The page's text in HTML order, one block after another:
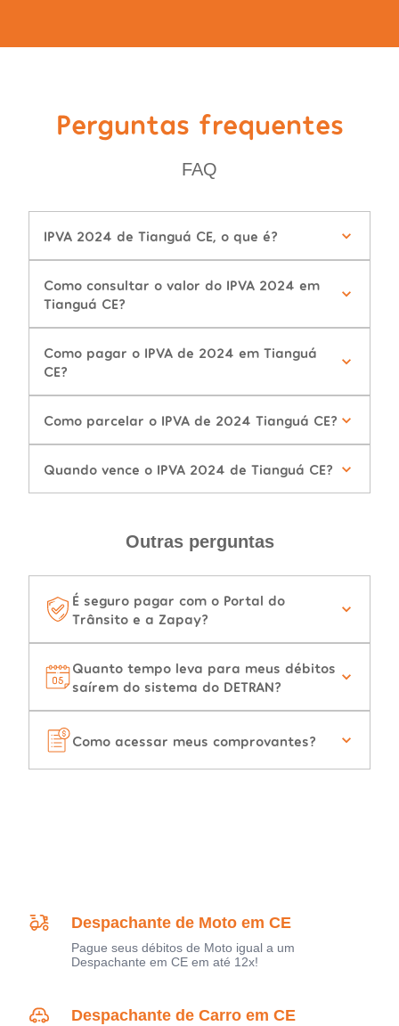
Perguntas frequentes
FAQ
IPVA 2024 de Tianguá CE, o que é?
Como consultar o valor do IPVA 2024 em
Tianguá CE?
Como pagar o IPVA de 2024 em Tianguá
CE?
Como parcelar o IPVA de 2024 Tianguá CE?
Quando vence o IPVA 2024 de Tianguá CE?
Outras perguntas
É seguro pagar com o Portal do
Trânsito e a Zapay?
Quanto tempo leva para meus débitos
saírem do sistema do DETRAN?
Como acessar meus comprovantes?
Despachante de Moto em CE
Pague seus débitos de Moto igual a um
Despachante em CE em até 12x!
Despachante de Carro em CE